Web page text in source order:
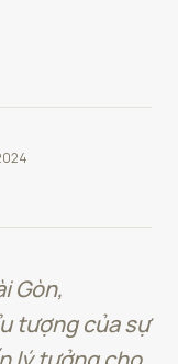
Gòn,
tượng của sự